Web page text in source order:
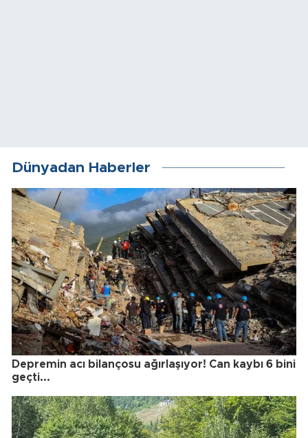
Dünyadan Haberler
Depremin acı bilançosu ağırlaşıyor! Can kaybı 6 bini
geçti...